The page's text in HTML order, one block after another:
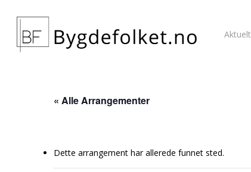
Aktuelt
« Alle Arrangementer
Dette arrangement har allerede funnet sted.